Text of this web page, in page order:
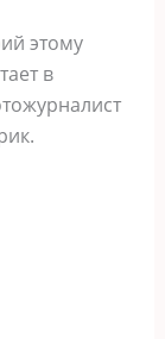
этому
в